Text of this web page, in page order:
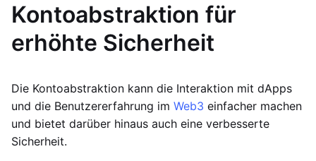
Kontoabstraktion für
erhöhte Sicherheit
Die Kontoabstraktion kann die Interaktion mit dApps
und die Benutzererfahrung im Web3 einfacher machen
und bietet darüber hinaus auch eine verbesserte
Sicherheit.